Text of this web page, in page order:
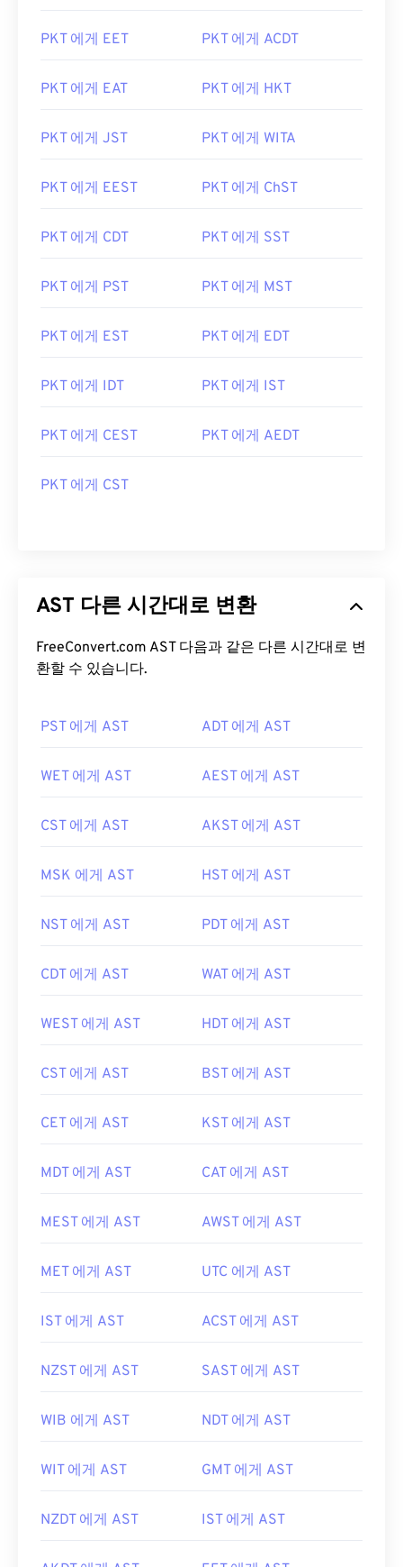
PKT 에게 EET PKT 에게 ACDT
PKT 에게 EAT PKT 에게 HKT
PKT 에게 JST PKT 에게 WITA
PKT 에게 EEST PKT 에게 ChST
PKT 에게 CDT PKT 에게 SST
PKT 에게 PST PKT 에게 MST
PKT 에게 EST PKT 에게 EDT
PKT 에게 IDT PKT 에게 IST
PKT 에게 CEST PKT 에게 AEDT
PKT 에게 CST
AST 다른 시간대로 변환
FreeConvert.com AST 다음과 같은 다른 시간대로 변
환할 수 있습니다.
PST 에게 AST ADT 에게 AST
WET 에게 AST AEST 에게 AST
CST 에게 AST AKST 에게 AST
MSK 에게 AST HST 에게 AST
NST 에게 AST PDT 에게 AST
CDT 에게 AST WAT 에게 AST
WEST 에게 AST HDT 에게 AST
CST 에게 AST BST 에게 AST
CET 에게 AST KST 에게 AST
MDT 에게 AST CAT 에게 AST
MEST 에게 AST AWST 에게 AST
MET 에게 AST UTC 에게 AST
IST 에게 AST ACST 에게 AST
NZST 에게 AST SAST 에게 AST
WIB 에게 AST NDT 에게 AST
WIT 에게 AST GMT 에게 AST
NZDT 에게 AST IST 에게 AST